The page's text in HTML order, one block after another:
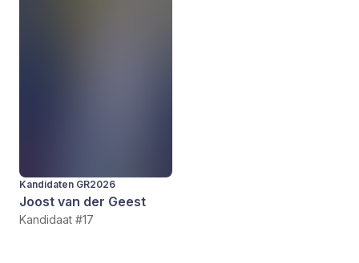
Kandidaten GR2026
Joost van der Geest
Kandidaat #17